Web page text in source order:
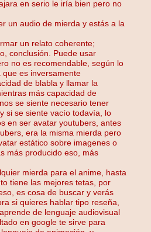
en serio le iría bien pero no
un audio de mierda y estás a la
un relato coherente;
conclusión. Puede usar
no es recomendable, según lo
es inversamente
de blabla y llamar la
más capacidad de
se siente necesario tener
si se siente vacío todavía, lo
en ser avatar youtubers, antes
era la misma mierda pero
estático sobre imagenes o
más producido eso, más
mierda para el anime, hasta
tiene las mejores tetas, por
es cosa de buscar y verás
si quieres hablar tipo reseña,
de lenguaje audiovisual
en google te sirve para